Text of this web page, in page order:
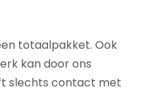
totaalpakket. Ook
kan door ons
slechts contact met